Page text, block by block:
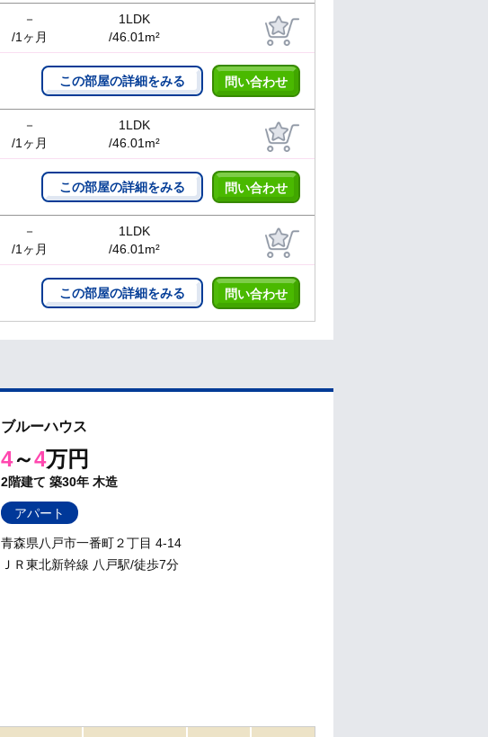
－
/1ヶ月
1LDK
/46.01m²
この部屋の詳細をみる 問い合わせ
－
/1ヶ月
1LDK
/46.01m²
この部屋の詳細をみる 問い合わせ
－
/1ヶ月
1LDK
/46.01m²
この部屋の詳細をみる 問い合わせ
ブルーハウス
4～4万円
2階建て 築30年 木造
アパート
青森県八戸市一番町２丁目 4-14
ＪＲ東北新幹線 八戸駅/徒歩7分